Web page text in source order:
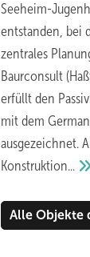
Seeheim-
entstanden, bei
zentrales
Baurconsult
erfüllt den
mit dem
ausgezeichnet.
Konstruktion...
Alle Objekte